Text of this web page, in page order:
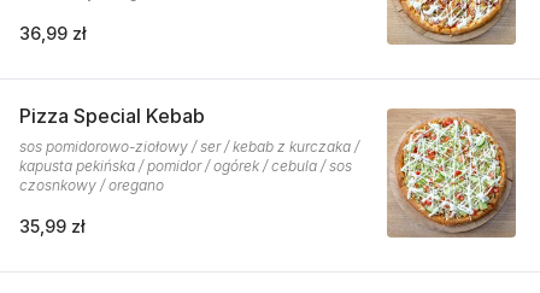
36,99 zł
Pizza Special Kebab
sos pomidorowo-ziołowy / ser / kebab z kurczaka /
kapusta pekińska / pomidor / ogórek / cebula / sos
czosnkowy / oregano
35,99 zł